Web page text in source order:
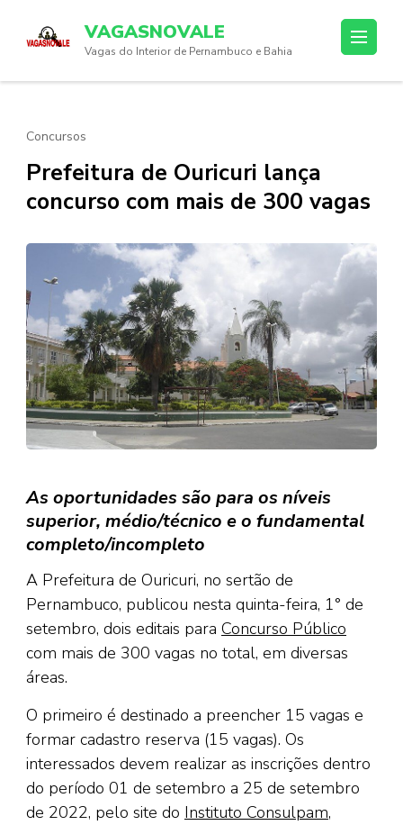
(Press
VAGASNOVALE
Vagas do Interior de Pernambuco e Bahia
Concursos
Prefeitura de Ouricuri lança
concurso com mais de 300 vagas
As oportunidades são para os níveis
superior, médio/técnico e o fundamental
completo/incompleto
A Prefeitura de Ouricuri, no sertão de
Pernambuco, publicou nesta quinta-feira, 1° de
setembro, dois editais para Concurso Público
com mais de 300 vagas no total, em diversas
áreas.
O primeiro é destinado a preencher 15 vagas e
formar cadastro reserva (15 vagas). Os
interessados devem realizar as inscrições dentro
do período 01 de setembro a 25 de setembro
de 2022, pelo site do Instituto Consulpam,